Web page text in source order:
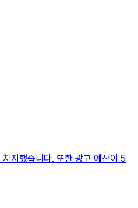
지했습니다. 또한 광고 예산이 5